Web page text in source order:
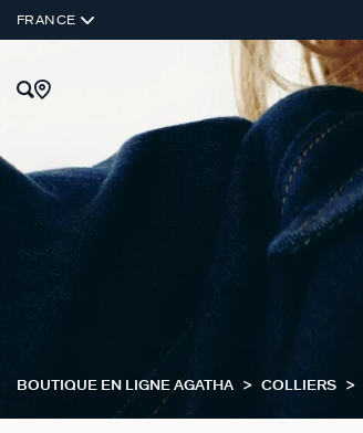
FRANCE
BOUTIQUE EN LIGNE AGATHA COLLIERS